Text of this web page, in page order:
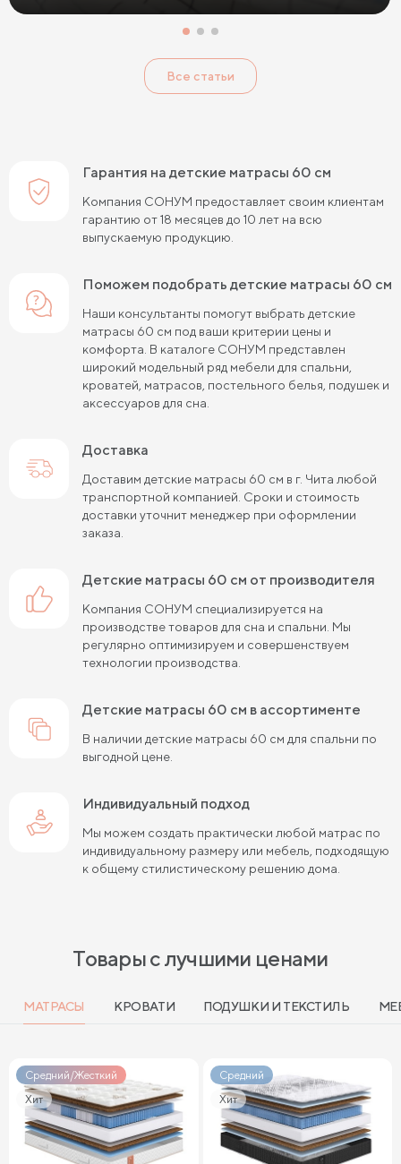
Все статьи
Гарантия на детские матрасы 60 см
Компания СОНУМ предоставляет своим клиентам
гарантию от 18 месяцев до 10 лет на всю
выпускаемую продукцию.
Поможем подобрать детские матрасы 60 см
Наши консультанты помогут выбрать детские
матрасы 60 см под ваши критерии цены и
комфорта. В каталоге СОНУМ представлен
широкий модельный ряд мебели для спальни,
кроватей, матрасов, постельного белья, подушек и
аксессуаров для сна.
Доставка
Доставим детские матрасы 60 см в г. Чита любой
транспортной компанией. Сроки и стоимость
доставки уточнит менеджер при оформлении
заказа.
детские матрасы 60 см от производителя
Компания СОНУМ специализируется на
производстве товаров для сна и спальни. Мы
регулярно оптимизируем и совершенствуем
технологии производства.
детские матрасы 60 см в ассортименте
В наличии детские матрасы 60 см для спальни по
выгодной цене.
Индивидуальный подход
Мы можем создать практически любой матрас по
индивидуальному размеру или мебель, подходящую
к общему стилистическому решению дома.
Товары с лучшими ценами
МАТРАСЫ КРОВАТИ ПОДУШКИ И ТЕКСТИЛЬ
Средний/Жесткий
Хит
Средний
Хит